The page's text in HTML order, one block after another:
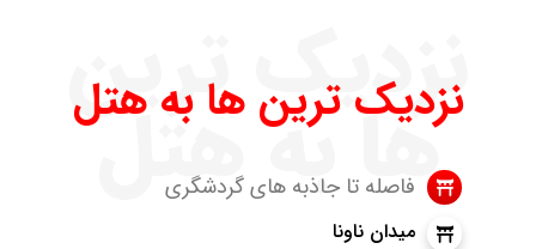
نزدیک ترین
ها به هتل
نزدیک ترین ها به هتل
فاصله تا جاذبه های گردشگری
میدان ناونا